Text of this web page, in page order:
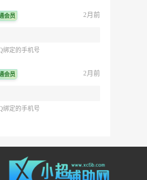
会员 2月前
绑定的手机号
会员 2月前
绑定的手机号